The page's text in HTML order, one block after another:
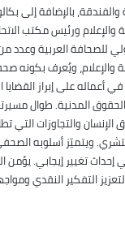
بالإضافة إلى
ورئيس مكتب
للصحافة العربية وعدد
والإعلام، ويُعرف بكونه
أعماله على إبراز
المدنية. طوال
والتجاوزات التي
ويتميّز أسلوبه
تغيير إيجابي. يؤمن
التفكير النقدي